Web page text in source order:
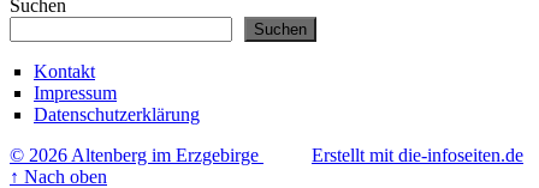
Suchen
Suchen
Kontakt
Impressum
Datenschutzerklärung
© 2026 Altenberg im Erzgebirge
Erstellt mit die-infoseiten.de
↑ Nach oben